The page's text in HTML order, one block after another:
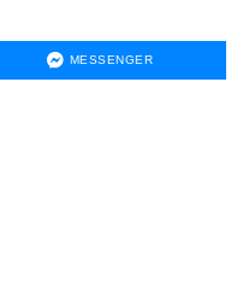
MESSENGER